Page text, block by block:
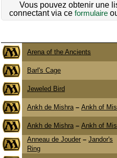
Vous pouvez obtenir une
connectant via ce formulaire
Arena of the Ancients
Barl's Cage
Jeweled Bird
Ankh de Mishra– Ankh of
Ankh de Mishra– Ankh of
Anneau de Jouder – Jandor's
Ring